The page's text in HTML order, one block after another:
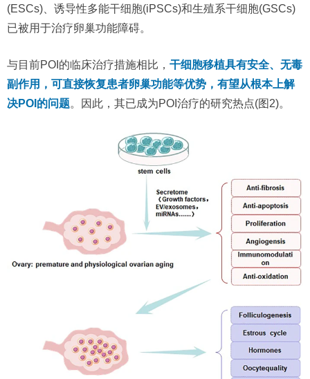
(ESCs)、诱导性多能干细胞(iPSCs)和生殖系干细胞(GSCs)
已被用于治疗卵巢功能障碍。
与目前POI的临床治疗措施相比， 干细胞移植具有安全、无毒
副作用，可直接恢复患者卵巢功能等优势，有望从根本上解
决POI的问题。因此，其已成为POI治疗的研究热点(图2)。